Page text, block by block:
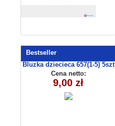
Bestseller
Bluzka dziecieca 657(1-5) 5szt
Cena netto:
9,00 zł